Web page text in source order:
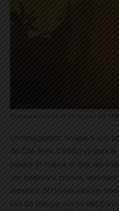
Crema del convent el 20 de juliol del
L’emplaçament ocupava una
de Can Alòs. L’edifici va patir
passar el mateix al final del
ser totalment cremat,
mestres. 30 frares van ser
Eloi de Bianya, porter del